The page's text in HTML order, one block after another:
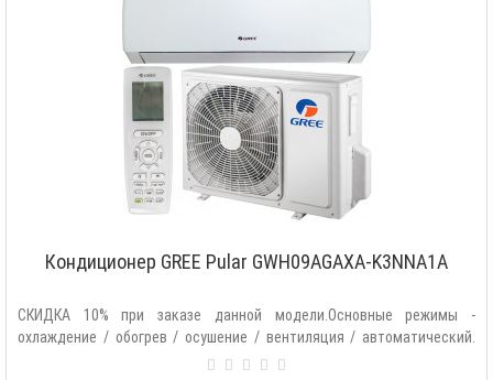
Кондиционер GREE Pular GWH09AGAXA-K3NNA1A
СКИДКА 10% при заказе данной модели.Основные режимы -
охлаждение / обогрев / осушение / вентиляция / автоматический.